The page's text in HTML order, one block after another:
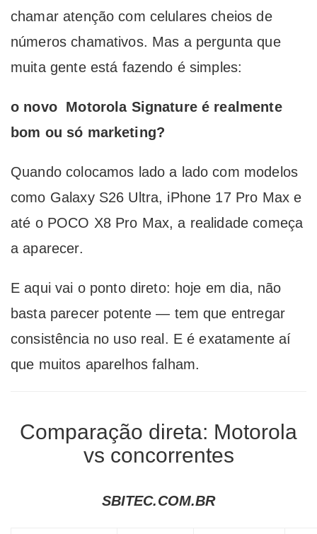
chamar atenção com celulares cheios de
números chamativos. Mas a pergunta que
muita gente está fazendo é simples:
o novo Motorola Signature é realmente
bom ou só marketing?
Quando colocamos lado a lado com modelos
como Galaxy S26 Ultra, iPhone 17 Pro Max e
até o POCO X8 Pro Max, a realidade começa
a aparecer.
E aqui vai o ponto direto: hoje em dia, não
basta parecer potente — tem que entregar
consistência no uso real. E é exatamente aí
que muitos aparelhos falham.
Comparação direta: Motorola
vs concorrentes
SBITEC.COM.BR